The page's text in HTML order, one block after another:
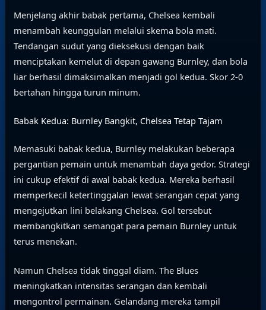
Menjelang akhir babak pertama, Chelsea kembali
menambah keunggulan melalui skema bola mati.
Tendangan sudut yang dieksekusi dengan baik
menciptakan kemelut di depan gawang Burnley, dan bola
liar berhasil dimaksimalkan menjadi gol kedua. Skor 2-0
bertahan hingga turun minum.
Babak Kedua: Burnley Bangkit, Chelsea Tetap Tajam
Memasuki babak kedua, Burnley melakukan beberapa
pergantian pemain untuk menambah daya gedor. Strategi
ini cukup efektif di awal babak kedua. Mereka berhasil
memperkecil ketertinggalan lewat serangan cepat yang
mengejutkan lini belakang Chelsea. Gol tersebut
membangkitkan semangat para pemain Burnley untuk
terus menekan.
Namun Chelsea tidak tinggal diam. The Blues
meningkatkan intensitas serangan dan kembali
mengontrol permainan. Gelandang mereka tampil